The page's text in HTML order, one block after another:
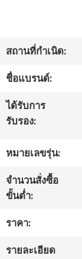
เกี่ยว
กับ
เรา
ทัวร์
โรงงาน
ควบคุม
คุณภาพ
สถานที่กำเนิด:
ชื่อแบรนด์:
ได้รับการ
รับรอง:
หมายเลขรุ่น:
จำนวนสั่งซื้อ
ขั้นต่ำ:
ราคา:
รายละเอียด